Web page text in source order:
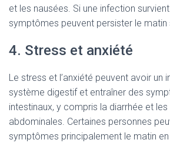
et les nausées. Si une infection
symptômes peuvent persister le matin
4. Stress et anxiété
Le stress et l’anxiété peuvent avoir un
système digestif et entraîner des
intestinaux, y compris la diarrhée et les
abdominales. Certaines personnes
symptômes principalement le matin